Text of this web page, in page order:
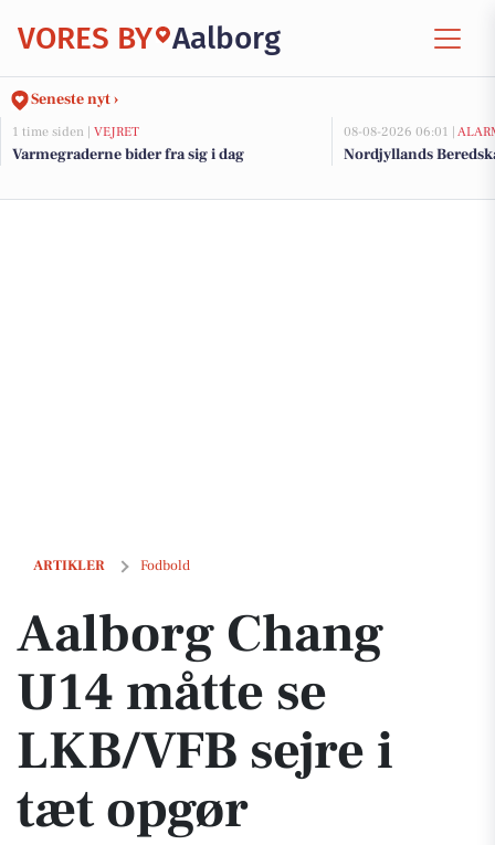
VORES BY Aalborg
Seneste nyt ›
1 time siden | VEJRET
Varmegraderne bider fra sig i dag
08-08-2026 06:01 |
Nordjyllands
ARTIKLER Fodbold
Aalborg Chang U14 måtte se LKB/VFB sejre i tæt opgør
Aalborg Chang
U14 måtte se
LKB/VFB sejre i
tæt opgør